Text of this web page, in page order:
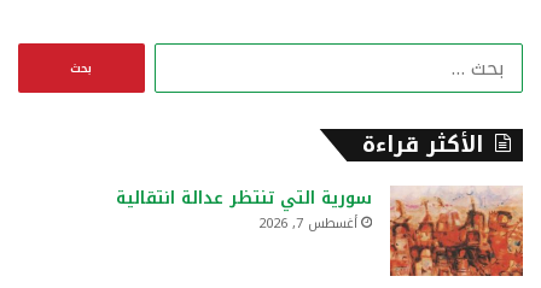
ن
الأكثر قراءة
سورية التي تنتظر عدالة انتقالية
أغسطس 7, 2026